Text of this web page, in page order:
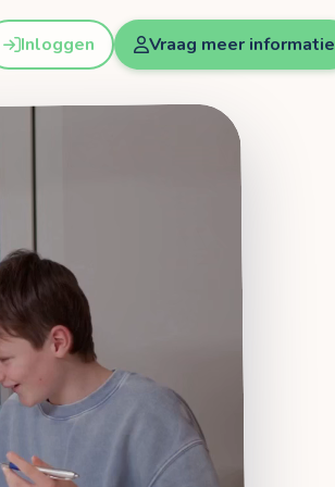
Inloggen Vraag meer informatie